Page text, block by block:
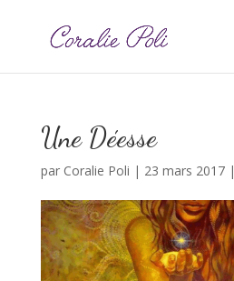
Une Déesse
par Coralie Poli | 23 mars 2017|